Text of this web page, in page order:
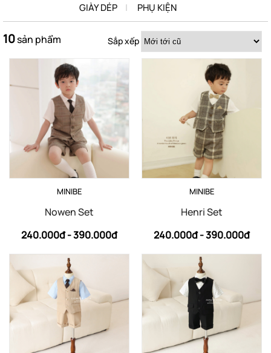
GIÀY DÉP
PHỤ KIỆN
10sản phẩm Sắp xếp
MINIBE
Nowen Set
240.000đ -390.000đ
MINIBE
Henri Set
240.000đ -390.000đ